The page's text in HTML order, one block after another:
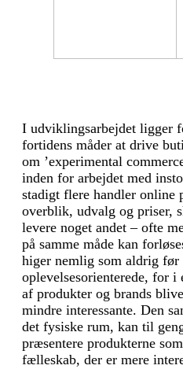
I udviklingsarbejdet ligger
fortidens måder at drive
om ’experimental
inden for arbejdet med
stadigt flere handler online
overblik, udvalg og priser,
levere noget andet – ofte
på samme måde kan
higer nemlig som aldrig før
oplevelsesorienterede, for i
af produkter og brands
mindre interessante. Den
det fysiske rum, kan til
præsentere produkterne
fælleskab, der er mere